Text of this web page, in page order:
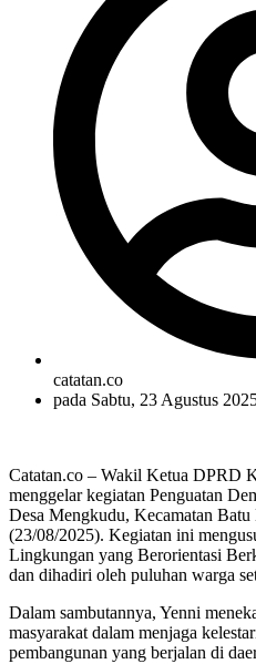
catatan.co
pada Sabtu, 23 Agustus
Catatan.co – Wakil Ketua DPRD
menggelar kegiatan Penguatan
Desa Mengkudu, Kecamatan Batu
(23/08/2025). Kegiatan ini
Lingkungan yang Berorientasi
dan dihadiri oleh puluhan warga
Dalam sambutannya, Yenni
masyarakat dalam menjaga
pembangunan yang berjalan di